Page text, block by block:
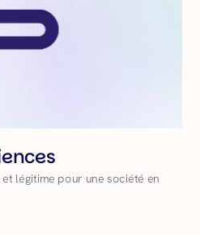
légitime pour une société en